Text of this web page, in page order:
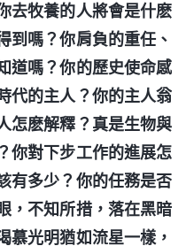
去牧養的人將會是什麽
到嗎？你肩負的重任、
道嗎？你的歷史使命感
代的主人？你的主人翁
怎麽解釋？真是生物與
你對下步工作的進展怎
有多少？你的任務是否
，不知所措，落在黑暗
慕光明猶如流星一樣，